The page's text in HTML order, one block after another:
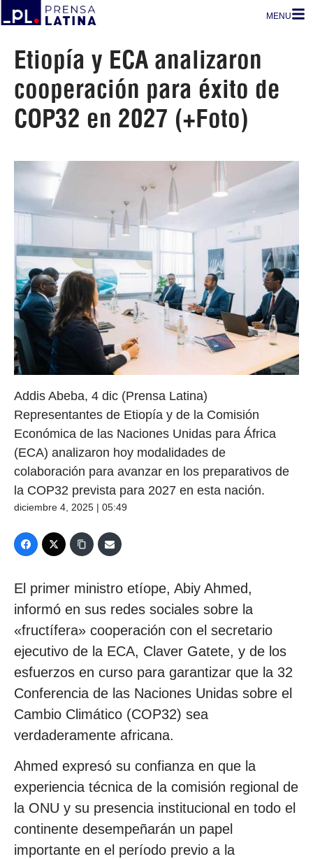
MENU
Etiopía y ECA analizaron
cooperación para éxito de
COP32 en 2027 (+Foto)
Addis Abeba, 4 dic (Prensa Latina)
Representantes de Etiopía y de la Comisión
Económica de las Naciones Unidas para África
(ECA) analizaron hoy modalidades de
colaboración para avanzar en los preparativos de
la COP32 prevista para 2027 en esta nación.
diciembre 4, 2025 | 05:49
El primer ministro etíope, Abiy Ahmed,
informó en sus redes sociales sobre la
«fructífera» cooperación con el secretario
ejecutivo de la ECA, Claver Gatete, y de los
esfuerzos en curso para garantizar que la 32
Conferencia de las Naciones Unidas sobre el
Cambio Climático (COP32) sea
verdaderamente africana.
Ahmed expresó su confianza en que la
experiencia técnica de la comisión regional de
la ONU y su presencia institucional en todo el
continente desempeñarán un papel
importante en el período previo a la